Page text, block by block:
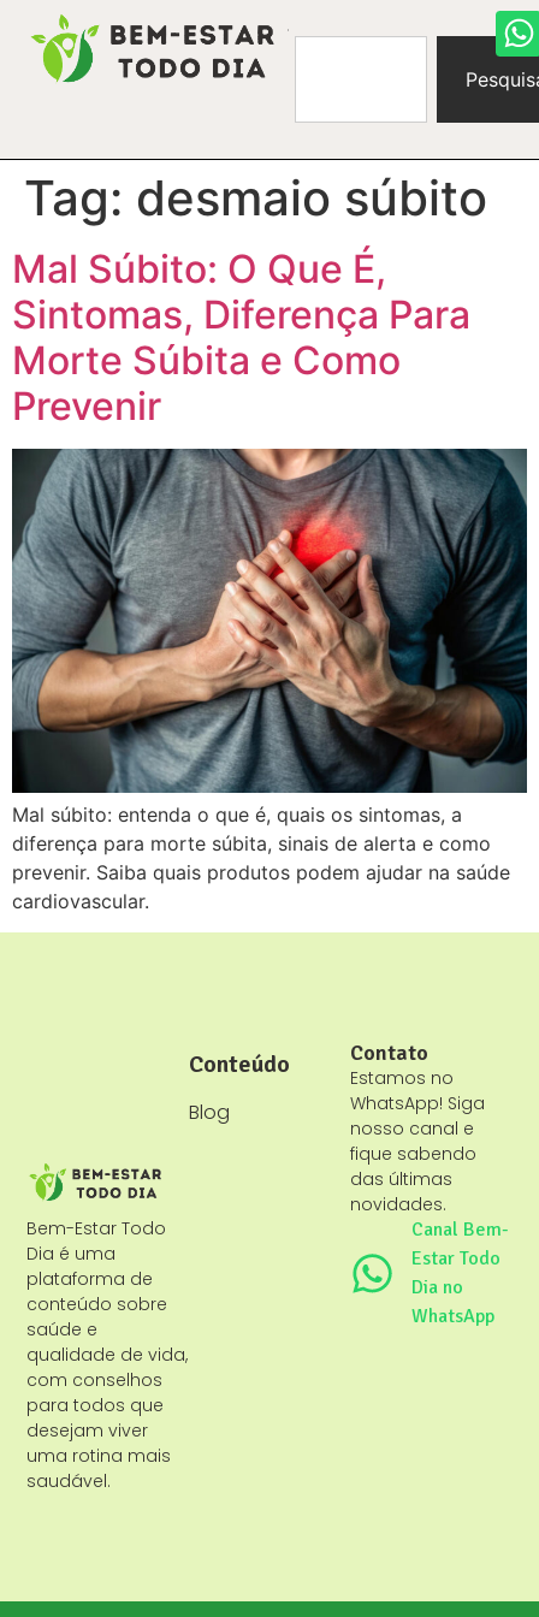
Tag: desmaio súbito
Mal Súbito: O Que É,
Sintomas, Diferença Para
Morte Súbita e Como
Prevenir
Mal súbito: entenda o que é, quais os sintomas, a
diferença para morte súbita, sinais de alerta e como
prevenir. Saiba quais produtos podem ajudar na saúde
cardiovascular.
Bem-Estar Todo
Dia é uma
plataforma de
conteúdo sobre
saúde e
qualidade de vida,
com conselhos
para todos que
desejam viver
uma rotina mais
saudável.
Conteúdo
Blog
Contato
Estamos no
WhatsApp! Siga
nosso canal e
fique sabendo
das últimas
novidades.
Canal Bem-
Estar Todo
Dia no
WhatsApp